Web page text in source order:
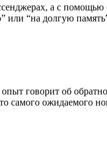
а с
или “на долгую
говорит об
самого ожидаемого